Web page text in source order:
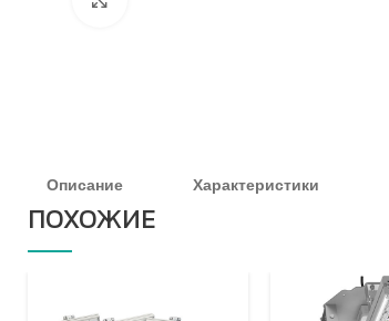
Описание Характеристики
ПОХОЖИЕ